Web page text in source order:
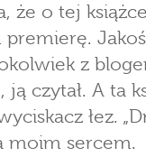
że o tej
premierę.
z
czytał. A ta
łez.
moim sercem.